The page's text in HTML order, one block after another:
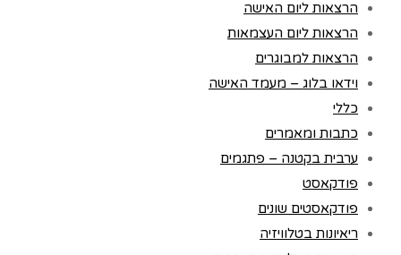
הרצאות ליום האישה
הרצאות ליום העצמאות
הרצאות למבוגרים
וידאו בלוג – מעמד האישה
כללי
כתבות ומאמרים
ערבית בקטנה – פתגמים
פודקאסט
פודקאסטים שונים
ריאיונות בטלוויזיה